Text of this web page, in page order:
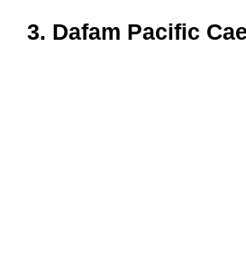
3. Dafam Pacific